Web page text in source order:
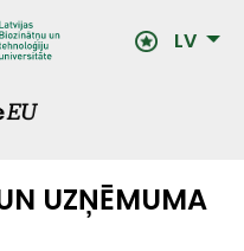
LV
UZŅĒMUMA